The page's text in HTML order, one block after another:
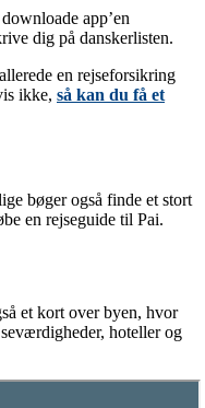
app’en
dig på danskerlisten.
en rejseforsikring
ikke, så kan du få et
bøger også finde et stort
en rejseguide til Pai.
et kort over byen, hvor
hoteller og